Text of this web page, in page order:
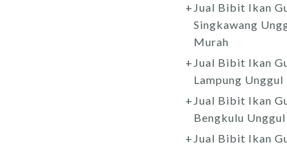
Jual Bibit Ikan
Singkawang
Murah
Jual Bibit Ikan
Lampung
Jual Bibit Ikan
Bengkulu
Jual Bibit Ikan